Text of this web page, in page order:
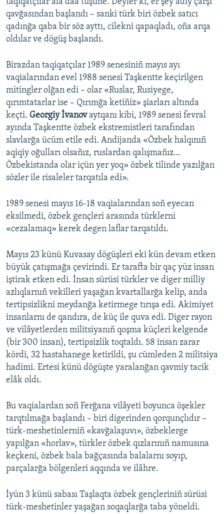
taqiqatçılar alâ daa tüşüne. Deyler ki, er şey adiy çarşı
qavğasından başlandı – sanki türk biri özbek satıcı
qadınğa qaba bir söz ayttı, cilekni qapaqladı, oña arqa
oldılar ve dögüş başlandı.
Birazdan taqiqatçılar 1989 senesiniñ mayıs ayı
vaqialarından evel 1988 senesi Taşkentte keçirilgen
mitingler olğan edi – olar «Ruslar, Rusiyege,
qırımtatarlar ise – Qırımğa ketiñiz» şiarları altında
keçti. Georgiy İvanovaytqanı kibi, 1989 senesi fevral
ayında Taşkentte özbek ekstremistleri tarafından
slavlarğa ücüm etile edi. Andijanda «Özbek halqınıñ
aqiqiy oğulları olsañız, ruslardan qalışmañız…
Özbekistanda olar içün yer yoq» özbek tilinde yazılğan
sözler ile risaleler tarqatıla edi».
1989 senesi mayıs 16-18 vaqialarından soñ eyecan
eksilmedi, özbek gençleri arasında türklerni
«cezalamaq» kerek degen laflar tarqatıldı.
Mayıs 23 künü Kuvasay dögüşleri eki kün devam etken
büyük çatışmağa çevirindi. Er tarafta bir qaç yüz insan
iştirak etken edi. İnsan sürüsi türkler ve diger milliy
azlıqlarnıñ vekilleri yaşağan kvartallarğa kelip, anda
tertipsizlikni meydanğa ketirmege tırışa edi. Akimiyet
insanlarnı de qandıra, de küç ile quva edi. Diger rayon
ve vilâyetlerden militsiyanıñ qoşma küçleri kelgende
(bir 300 insan), tertipsizlik toqtaldı. 58 insan zarar
kördi, 32 hastahanege ketirildi, şu cümleden 2 militsiya
hadimi. Ertesi künü dögüşte yaralanğan qavmiy tacik
elâk oldı.
Bu vaqialardan soñ Ferğana vilâyeti boyunca öşekler
tarqtılmağa başlandı – biri digerinden qorqunçlıdır –
türk-meshetinlerniñ «kavğalaşuvı», özbeklerge
yapılğan «horlav», türkler özbek qızlarınıñ namusına
keçkeni, özbek bala bağçasında balalarnı soyıp,
parçalarğa bölgenleri aqqında ve ilâhre.
İyün 3 künü sabası Taşlaqta özbek gençleriniñ sürüsi
türk-meshetinler yaşağan soqaqlarğa taba yöneldi.